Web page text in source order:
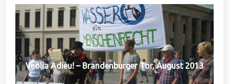
Veolia Adieu! – Brandenburger Tor, August 2013